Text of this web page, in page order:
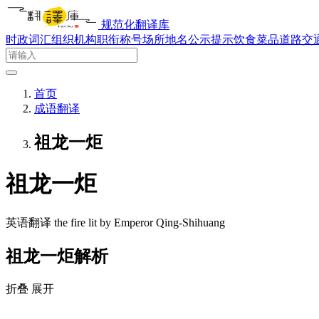
规范化翻译库
时政词汇组织机构职衔称号场所地名公示提示饮食菜品道路交
首页
成语翻译
祖龙一炬
祖龙一炬
英语翻译 the fire lit by Emperor Qing-Shihuang
祖龙一炬解析
折叠 展开